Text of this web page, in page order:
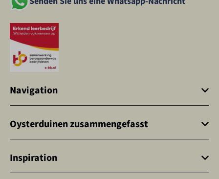
Navigation
Oysterduinen zusammengefasst
Inspiration